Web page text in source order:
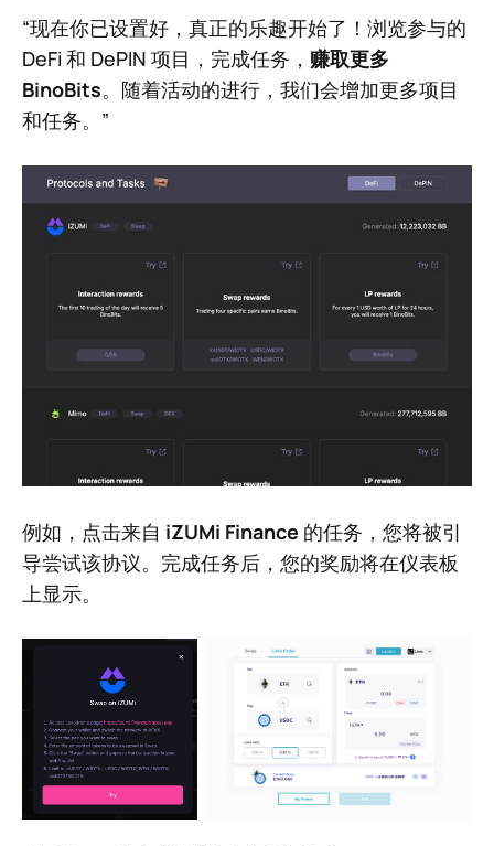
“现在你已设置好，真正的乐趣开始了！浏览参与的
DeFi 和 DePIN 项目，完成任务， 赚取更多
BinoBits。随着活动的进行，我们会增加更多项目
和任务。”
例如，点击来自 iZUMi Finance 的任务，您将被引
导尝试该协议。完成任务后，您的奖励将在仪表板
上显示。